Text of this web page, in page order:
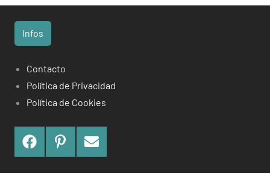
Infos
Contacto
Política de Privacidad
Política de Cookies
FacebookPinterestContact